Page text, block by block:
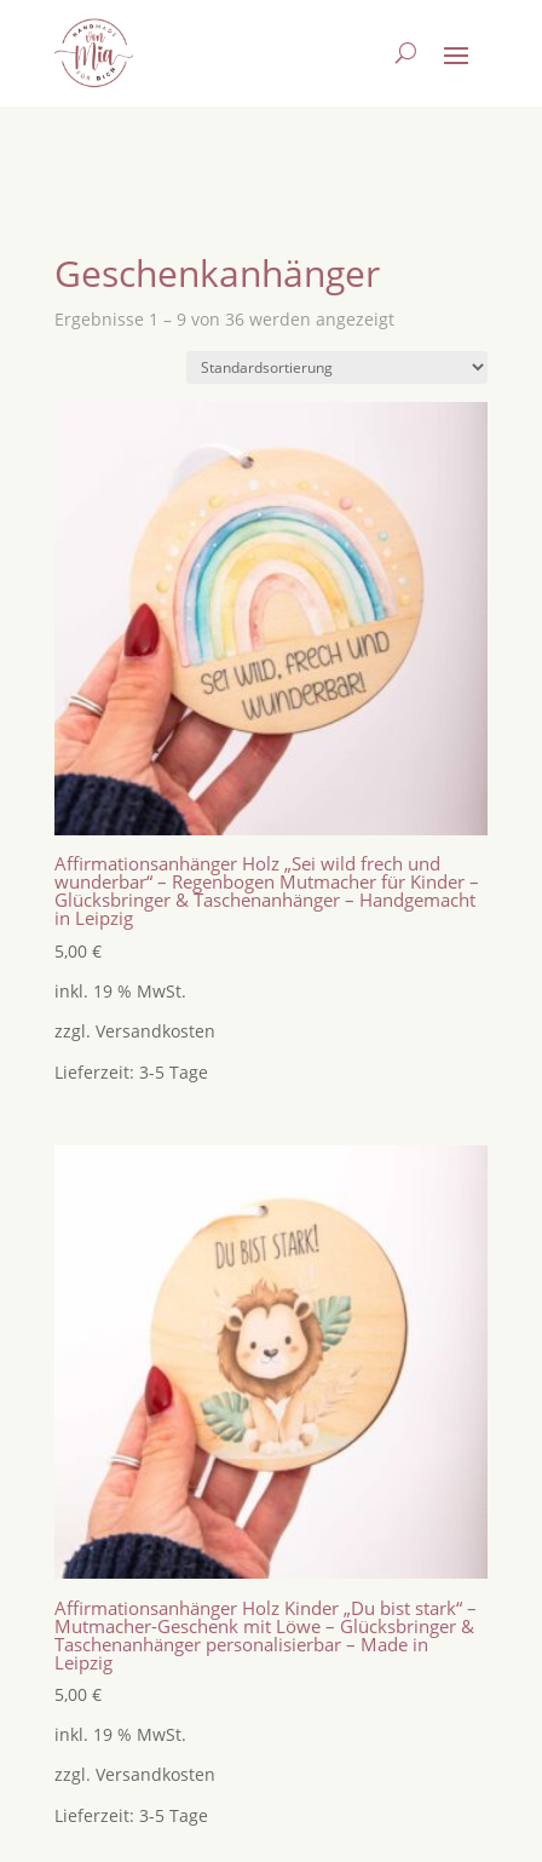
Geschenkanhänger
Ergebnisse 1 – 9 von 36 werden angezeigt
Affirmationsanhänger Holz „Sei wild frech und
wunderbar“ – Regenbogen Mutmacher für Kinder –
Glücksbringer & Taschenanhänger – Handgemacht
in Leipzig
5,00 €
inkl. 19 % MwSt.
zzgl. Versandkosten
Lieferzeit: 3-5 Tage
Affirmationsanhänger Holz Kinder „Du bist stark“ –
Mutmacher-Geschenk mit Löwe – Glücksbringer &
Taschenanhänger personalisierbar – Made in
Leipzig
5,00 €
inkl. 19 % MwSt.
zzgl. Versandkosten
Lieferzeit: 3-5 Tage